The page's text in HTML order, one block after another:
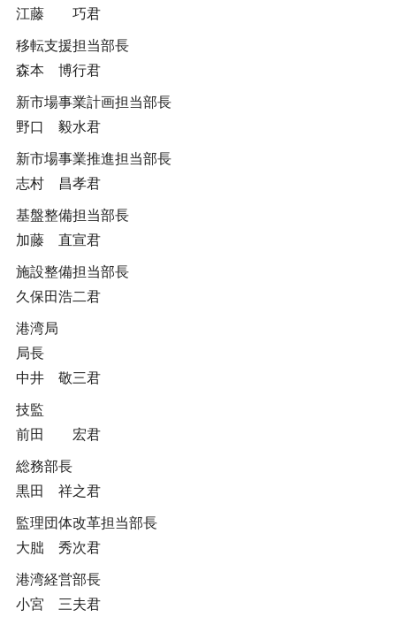
江藤 巧君
移転支援担当部長
森本 博行君
新市場事業計画担当部長
野口 毅水君
新市場事業推進担当部長
志村 昌孝君
基盤整備担当部長
加藤 直宣君
施設整備担当部長
久保田浩二君
港湾局
局長
中井 敬三君
技監
前田 宏君
総務部長
黒田 祥之君
監理団体改革担当部長
大朏 秀次君
港湾経営部長
小宮 三夫君